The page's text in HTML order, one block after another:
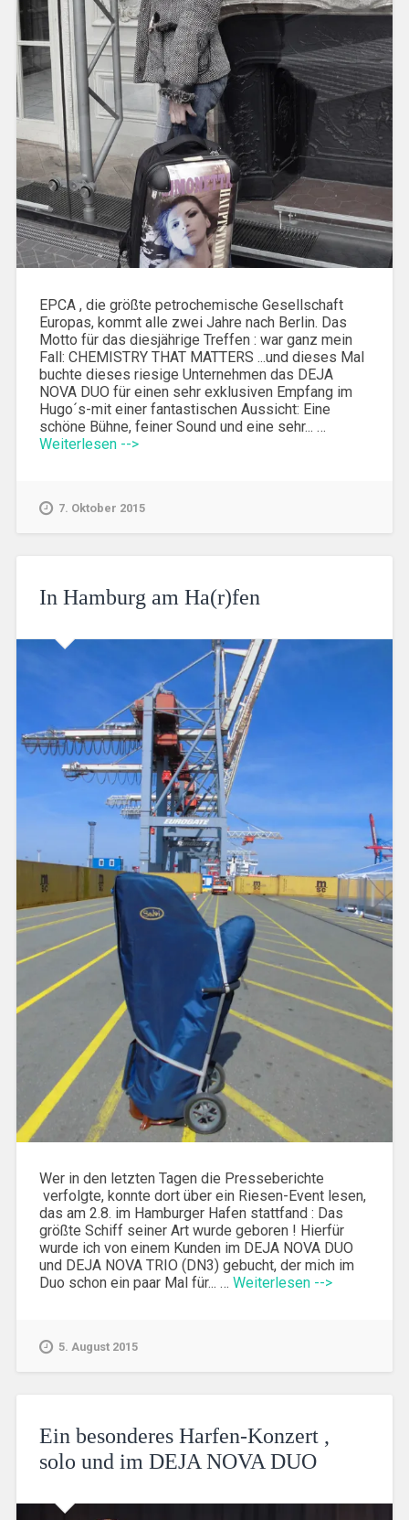
EPCA , die größte petrochemische Gesellschaft
Europas, kommt alle zwei Jahre nach Berlin. Das
Motto für das diesjährige Treffen : war ganz mein
Fall: CHEMISTRY THAT MATTERS ...und dieses Mal
buchte dieses riesige Unternehmen das DEJA
NOVA DUO für einen sehr exklusiven Empfang im
Hugo´s-mit einer fantastischen Aussicht: Eine
schöne Bühne, feiner Sound und eine sehr... …
Weiterlesen -->
7. Oktober 2015
In Hamburg am Ha(r)fen
Wer in den letzten Tagen die Presseberichte
verfolgte, konnte dort über ein Riesen-Event lesen,
das am 2.8. im Hamburger Hafen stattfand : Das
größte Schiff seiner Art wurde geboren ! Hierfür
wurde ich von einem Kunden im DEJA NOVA DUO
und DEJA NOVA TRIO (DN3) gebucht, der mich im
Duo schon ein paar Mal für... … Weiterlesen -->
5. August 2015
Ein besonderes Harfen-Konzert ,
solo und im DEJA NOVA DUO